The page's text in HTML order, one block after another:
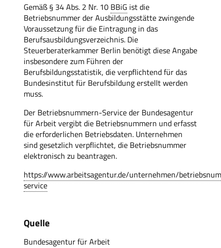
Gemäß § 34 Abs. 2 Nr. 10 BBiG ist die
Betriebsnummer der Ausbildungsstätte zwingende
Voraussetzung für die Eintragung in das
Berufsausbildungsverzeichnis. Die
Steuerberaterkammer Berlin benötigt diese Angabe
insbesondere zum Führen der
Berufsbildungsstatistik, die verpflichtend für das
Bundesinstitut für Berufsbildung erstellt werden
muss.
Der Betriebsnummern-Service der Bundesagentur
für Arbeit vergibt die Betriebsnummern und erfasst
die erforderlichen Betriebsdaten. Unternehmen
sind gesetzlich verpflichtet, die Betriebsnummer
elektronisch zu beantragen.
https://www.arbeitsagentur.de/unternehmen/
service
Quelle
Bundesagentur für Arbeit